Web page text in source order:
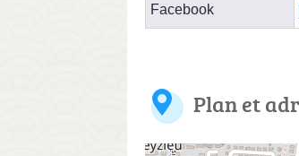
Facebook
Plan et